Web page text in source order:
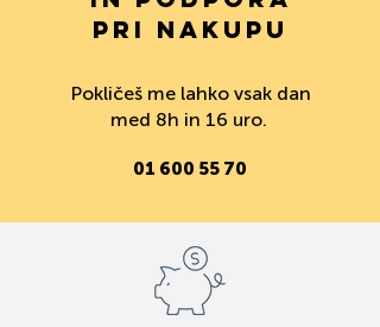
PRI NAKUPU
Pokličeš me lahko vsak dan
med 8h in 16 uro.
01 600 55 70